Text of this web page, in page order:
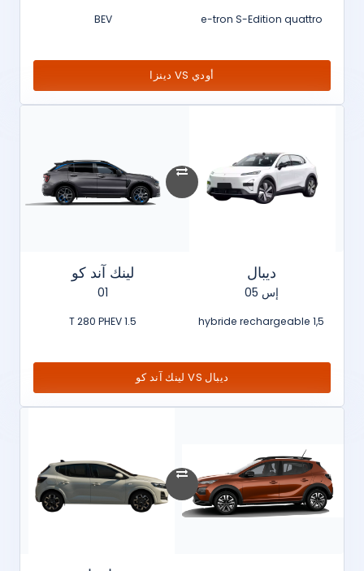
e-tron S-Edition quattro
BEV
أودي VS دينزا
ديبال
إس 05
1,5 hybride rechargeable
لينك آند كو
01
1.5 T 280 PHEV
ديبال VS لينك آند كو